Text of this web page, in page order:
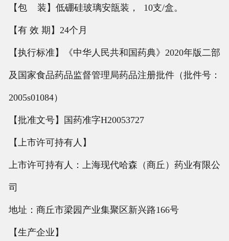
【包 装】低硼硅玻璃安瓿装， 10支/盒。
【有 效 期】24个月
【执行标准】《中华人民共和国药典》2020年版二部
及国家食品药品监督管理局药品注册批件（批件号：
2005s01084）
【批准文号】国药准字H20053727
【上市许可持有人】
上市许可持有人：上海现代哈森（商丘）药业有限公
司
地址：商丘市梁园产业集聚区新兴路166号
【生产企业】